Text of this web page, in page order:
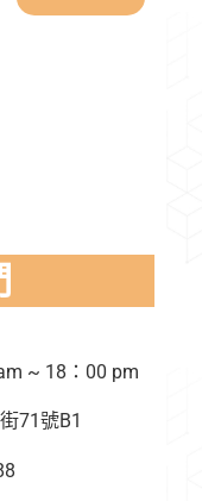
~ 18：00 pm
71號B1